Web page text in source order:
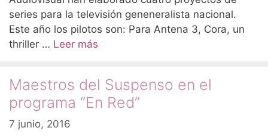
series para la televisión geneneralista nacional.
Este año los pilotos son: Para Antena 3, Cora, un
thriller … Leer más
Maestros del Suspenso en el
programa “En Red”
7 junio, 2016